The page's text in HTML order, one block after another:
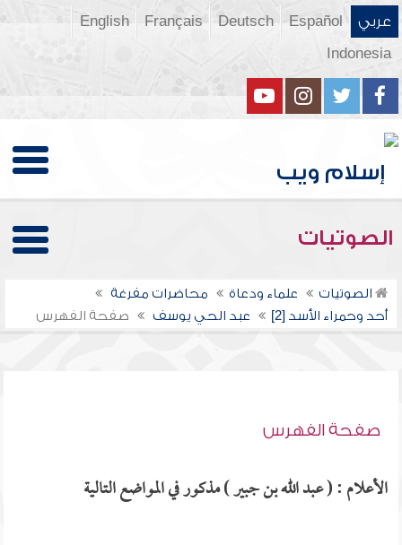
عربي Español
Deutsch
Français
English
Indonesia
الصوتيات
الصوتيات علماء ودعاة
محاضرات مفرغة
أحد وحمراء الأسد [2]
عبد الحي يوسف صفحة الفهرس
صفحة الفهرس
الأعلام : ( عبد الله بن جبير ) مذكور في المواضع التالية